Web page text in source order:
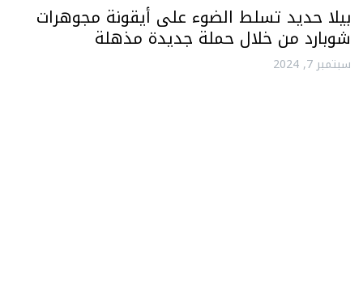
بيلا حديد تسلط الضوء على أيقونة مجوهرات
شوبارد من خلال حملة جديدة مذهلة
سبتمبر 7, 2024